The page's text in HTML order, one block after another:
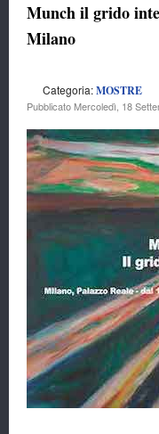
Munch il grido
Milano
Categoria:MOSTRE
Pubblicato Mercoledì, 18